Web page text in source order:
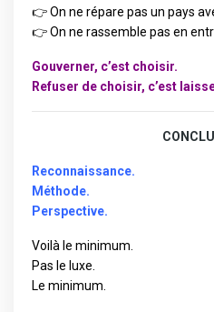
👉 On ne répare pas un pays
👉 On ne rassemble pas en
Gouverner, c’est choisir.
Refuser de choisir, c’est
Reconnaissance.
Méthode.
Perspective.
Voilà le minimum.
Pas le luxe.
Le minimum.